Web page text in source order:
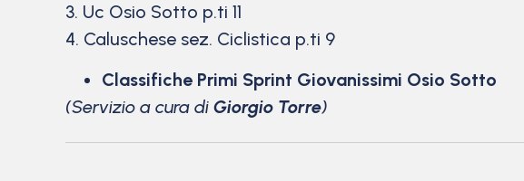
3. Uc Osio Sotto p.ti 11
4. Caluschese sez. Ciclistica p.ti 9
Classifiche Primi Sprint Giovanissimi Osio Sotto
(Servizio a cura di Giorgio Torre)